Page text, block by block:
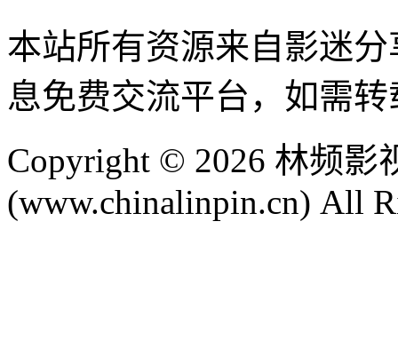
本站所有资源来自影迷
息免费交流平台，如需
Copyright © 2026 林频影
(www.chinalinpin.cn) All